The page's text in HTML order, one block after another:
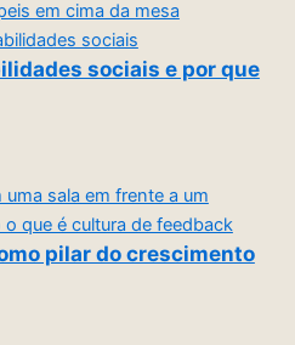
sociais e por que
pilar do crescimento